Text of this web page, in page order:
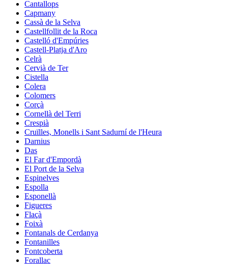
Cantallops
Capmany
Cassà de la Selva
Castellfollit de la Roca
Castelló d'Empúries
Castell-Platja d'Aro
Celrà
Cervià de Ter
Cistella
Colera
Colomers
Corçà
Cornellà del Terri
Crespià
Cruïlles, Monells i Sant Sadurní de l'Heura
Darnius
Das
El Far d'Empordà
El Port de la Selva
Espinelves
Espolla
Esponellà
Figueres
Flaçà
Foixà
Fontanals de Cerdanya
Fontanilles
Fontcoberta
Forallac